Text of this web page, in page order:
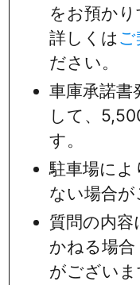
をお預かり
詳しくは
ださい。
車庫承諾書
して、
す。
駐車場によ
ない場合が
質問の内容
かねる場合
がござい